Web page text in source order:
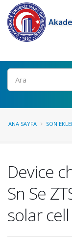
Ara
ANA SAYFA SON
Device
Sn Se
solar cell